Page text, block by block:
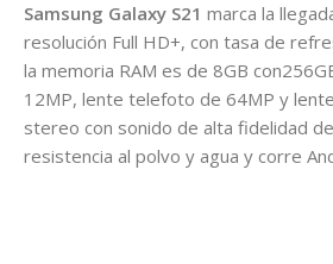
Samsung Galaxy S21 marca la
resolución Full HD+, con tasa de
la memoria RAM es de 8GB
12MP, lente telefoto de 64MP y
stereo con sonido de alta fidelidad
resistencia al polvo y agua y corre